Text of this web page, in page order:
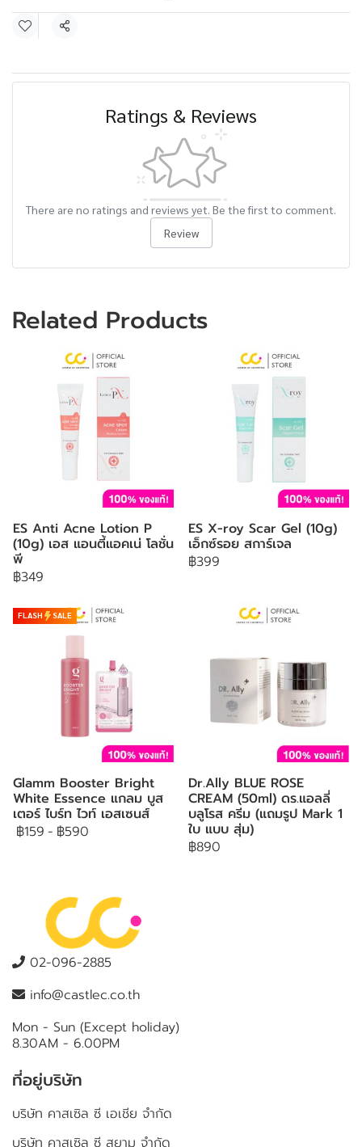
Share
Ratings & Reviews
There are no ratings and reviews yet. Be the first to comment.
Review
Related Products
ES Anti Acne Lotion P
(10g) เอส แอนตี้แอคเน่ โลชั่น
พี
฿349
ES X-roy Scar Gel (10g)
เอ็กซ์รอย สการ์เจล
฿399
FLASH SALE
Glamm Booster Bright
White Essence แกลม บูส
เตอร์ ไบร์ท ไวท์ เอสเซนส์
฿159 - ฿590
Dr.Ally BLUE ROSE
CREAM (50ml) ดร.แอลลี่
บลูโรส ครีม (แถมรูป Mark 1
ใบ แบบ สุ่ม)
฿890
02-096-2885
info@castlec.co.th
Mon - Sun (Except holiday)
8.30AM - 6.00PM
ที่อยู่บริษัท
บริษัท คาสเซิล ซี เอเชีย จำกัด
บริษัท คาสเซิล ซี สยาม จำกัด